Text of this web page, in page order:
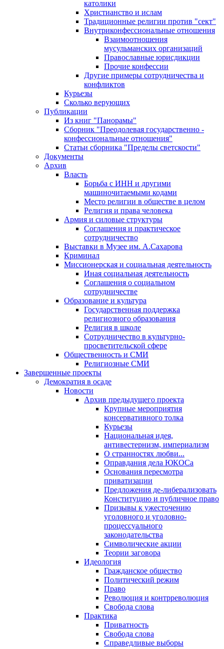
католики
Христианство и ислам
Традиционные религии против "сект"
Внутриконфессиональные отношения
Взаимоотношения
мусульманских организаций
Православные юрисдикции
Прочие конфессии
Другие примеры сотрудничества и
конфликтов
Курьезы
Сколько верующих
Публикации
Из книг "Панорамы"
Сборник "Преодолевая государственно -
конфессиональные отношения"
Статьи сборника "Пределы светскости"
Документы
Архив
Власть
Борьба с ИНН и другими
машиночитаемыми кодами
Место религии в обществе в целом
Религия и права человека
Армия и силовые структуры
Соглашения и практическое
сотрудничество
Выставки в Музее им. А.Сахарова
Криминал
Миссионерская и социальная деятельность
Иная социальная деятельность
Соглашения о социальном
сотрудничестве
Образование и культура
Государственная поддержка
религиозного образования
Религия в школе
Сотрудничество в культурно-
просветительской сфере
Общественность и СМИ
Религиозные СМИ
Завершенные проекты
Демократия в осаде
Новости
Архив предыдущего проекта
Крупные мероприятия
консервативного толка
Курьезы
Национальная идея,
антивестернизм, империализм
О странностях любви...
Оправдания дела ЮКОСа
Основания пересмотра
приватизации
Предложения де-либерализовать
Конституцию и публичное право
Призывы к ужесточению
уголовного и уголовно-
процессуального
законодательства
Символические акции
Теории заговора
Идеология
Гражданское общество
Политический режим
Право
Революция и контрреволюция
Свобода слова
Практика
Приватность
Свобода слова
Справедливые выборы